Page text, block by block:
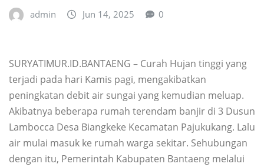
admin Jun 14, 2025 0
SURYATIMUR.ID.BANTAENG – Curah Hujan tinggi yang
terjadi pada hari Kamis pagi, mengakibatkan
peningkatan debit air sungai yang kemudian meluap.
Akibatnya beberapa rumah terendam banjir di 3 Dusun
Lambocca Desa Biangkeke Kecamatan Pajukukang. Lalu
air mulai masuk ke rumah warga sekitar. Sehubungan
dengan itu, Pemerintah Kabupaten Bantaeng melalui